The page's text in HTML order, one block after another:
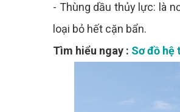
- Thùng dầu thủy lực: là
loại bỏ hết cặn bẩn.
Tìm hiểu ngay : Sơ đồ hệ